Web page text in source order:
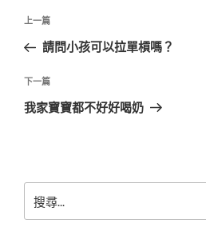
文
導
覽
上
一
文
章
上一篇
請問小孩可以拉單槓嗎？
下
一
下一篇
我家寶寶都不好好喝奶
尋